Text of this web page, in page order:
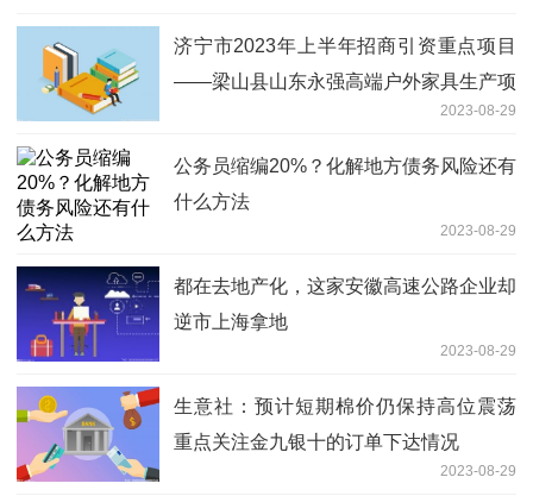
济宁市2023年上半年招商引资重点项目
——梁山县山东永强高端户外家具生产项
2023-08-29
公务员缩编20%？化解地方债务风险还有
什么方法
2023-08-29
都在去地产化，这家安徽高速公路企业却
逆市上海拿地
2023-08-29
生意社：预计短期棉价仍保持高位震荡
重点关注金九银十的订单下达情况
2023-08-29